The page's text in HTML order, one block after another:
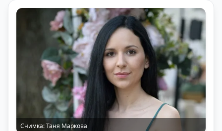
Снимка:Таня Маркова